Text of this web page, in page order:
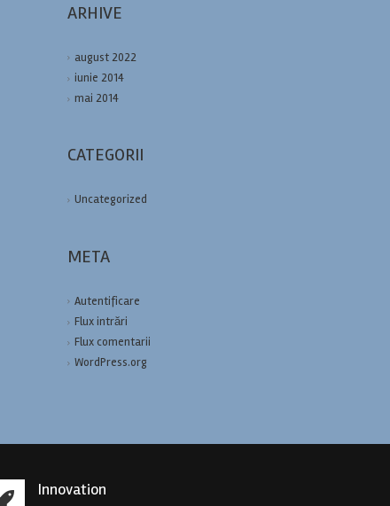
ARHIVE
august 2022
iunie 2014
mai 2014
CATEGORII
Uncategorized
META
Autentificare
Flux intrări
Flux comentarii
WordPress.org
Innovation